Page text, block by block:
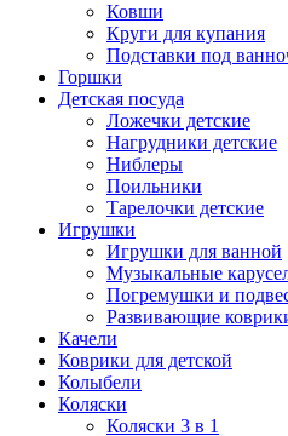
Ковши
Круги для купания
Подставки под
Горшки
Детская посуда
Ложечки детские
Нагрудники детские
Ниблеры
Поильники
Тарелочки детские
Игрушки
Игрушки для ванной
Музыкальные
Погремушки и
Развивающие
Качели
Коврики для детской
Колыбели
Коляски
Коляски 3 в 1